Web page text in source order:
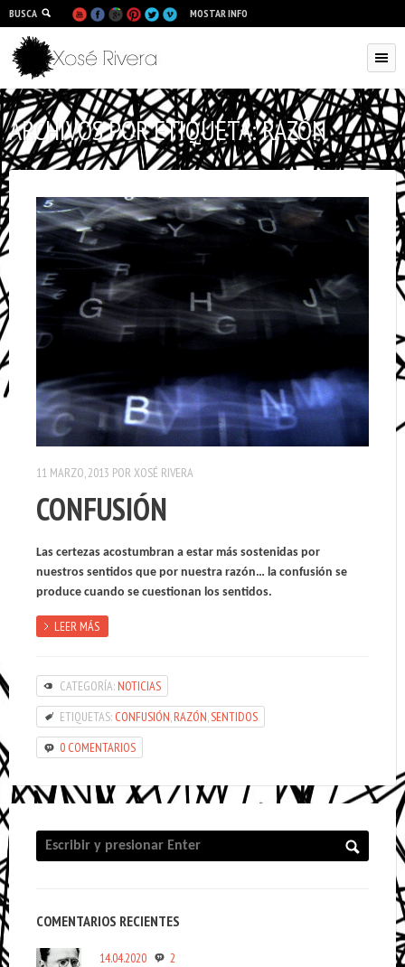
BUSCA MOSTAR INFO
ARCHIVOS POR ETIQUETA:RAZÓN
11 MARZO, 2013 PORXOSÉ RIVERA
CONFUSIÓN
Las certezas acostumbran a estar más sostenidas por
nuestros sentidos que por nuestra razón… la confusión se
produce cuando se cuestionan los sentidos.
LEER MÁS
CATEGORÍA: NOTICIAS
ETIQUETAS: CONFUSIÓN,RAZÓN,SENTIDOS
0 COMENTARIOS
COMENTARIOS RECIENTES
14.04.2020
2